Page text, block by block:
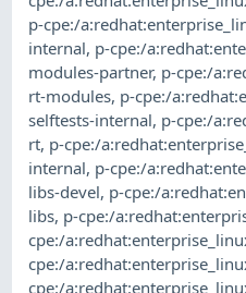
p-cpe:/
internal, p-cpe:/
modules-partner, p-cpe:/
rt-modules, p-cpe:/
selftests-internal, p-cpe:/
rt, p-cpe:/
internal, p-cpe:/
libs-devel, p-cpe:/
libs, p-cpe:/
cpe:/
cpe:/
cpe:/